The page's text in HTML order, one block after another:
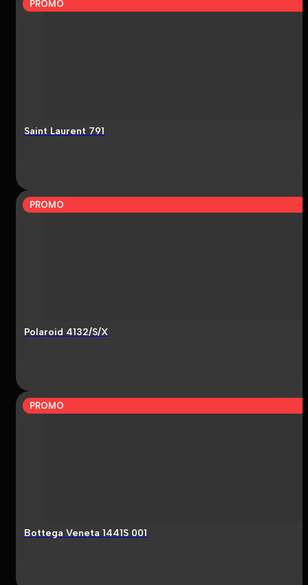
PROMO
Saint Laurent 791
PROMO
Polaroid 4132/S/X
PROMO
Bottega Veneta 1441S 001